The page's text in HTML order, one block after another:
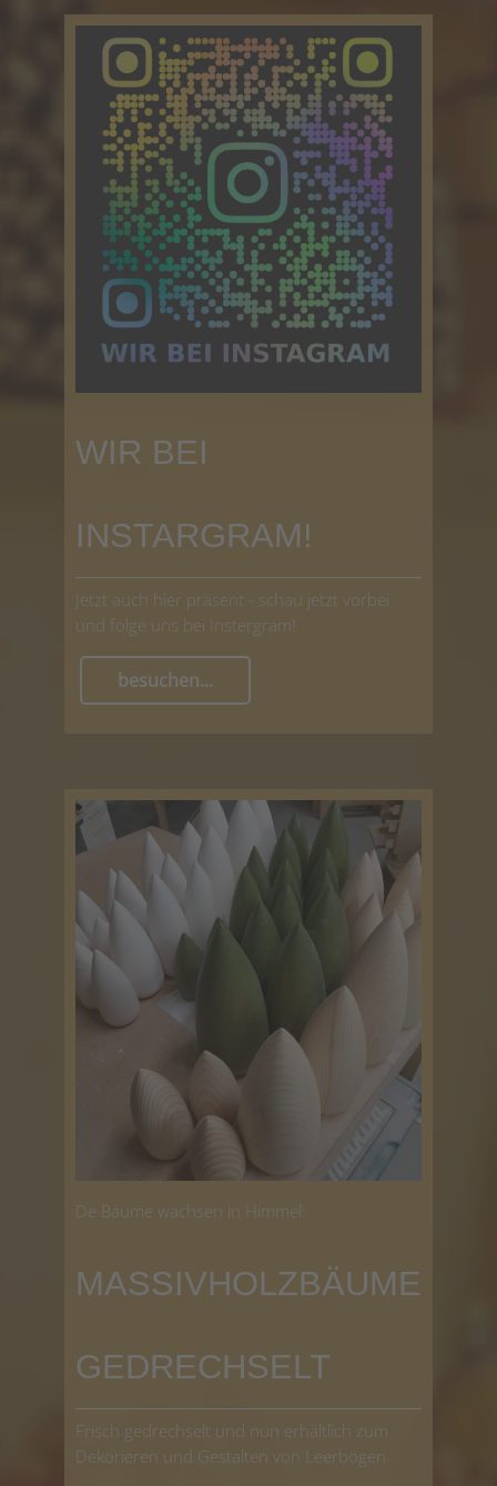
WIR BEI
INSTARGRAM!
Jetzt auch hier präsent - schau jetzt vorbei
und folge uns bei Instergram!
besuchen...
De Bäume wachsen in Himmel:
MASSIVHOLZBÄUME
GEDRECHSELT
Frisch gedrechselt und nun erhältlich zum
Dekorieren und Gestalten von Leerbögen